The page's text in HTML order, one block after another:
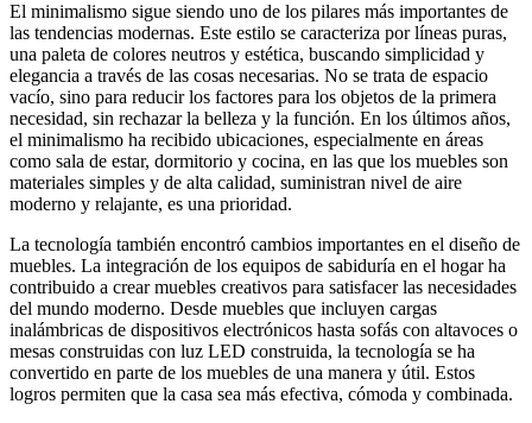
El minimalismo sigue siendo uno de los pilares más importantes de
las tendencias modernas. Este estilo se caracteriza por líneas puras,
una paleta de colores neutros y estética, buscando simplicidad y
elegancia a través de las cosas necesarias. No se trata de espacio
vacío, sino para reducir los factores para los objetos de la primera
necesidad, sin rechazar la belleza y la función. En los últimos años,
el minimalismo ha recibido ubicaciones, especialmente en áreas
como sala de estar, dormitorio y cocina, en las que los muebles son
materiales simples y de alta calidad, suministran nivel de aire
moderno y relajante, es una prioridad.
La tecnología también encontró cambios importantes en el diseño de
muebles. La integración de los equipos de sabiduría en el hogar ha
contribuido a crear muebles creativos para satisfacer las necesidades
del mundo moderno. Desde muebles que incluyen cargas
inalámbricas de dispositivos electrónicos hasta sofás con altavoces o
mesas construidas con luz LED construida, la tecnología se ha
convertido en parte de los muebles de una manera y útil. Estos
logros permiten que la casa sea más efectiva, cómoda y combinada.